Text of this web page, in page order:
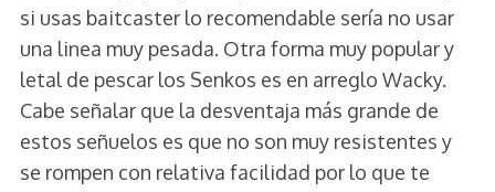
si usas baitcaster lo recomendable sería no usar
una linea muy pesada. Otra forma muy popular y
letal de pescar los Senkos es en arreglo Wacky.
Cabe señalar que la desventaja más grande de
estos señuelos es que no son muy resistentes y
se rompen con relativa facilidad por lo que te